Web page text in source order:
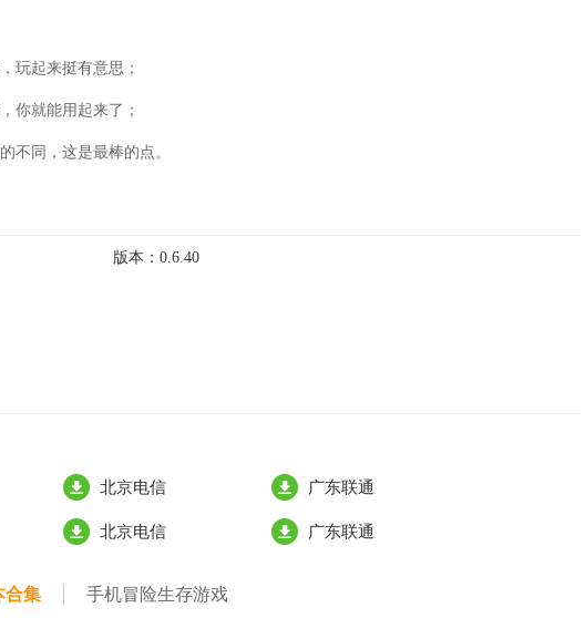
玩起来挺有意思；
你就能用起来了；
不同，这是最棒的点。
版本： 0.6.40
北京电信 广东联通
北京电信 广东联通
合集 手机冒险生存游戏